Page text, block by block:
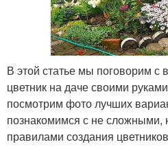
В этой статье мы поговорим с
цветник на даче своими
посмотрим фото лучших
познакомимся с не
правилами создания